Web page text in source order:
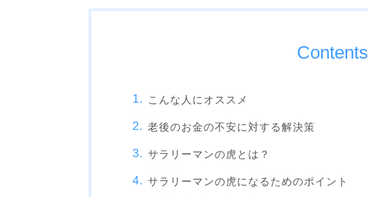
Contents
こんな人にオススメ
老後のお金の不安に対する解決策
サラリーマンの虎とは？
サラリーマンの虎になるためのポイント